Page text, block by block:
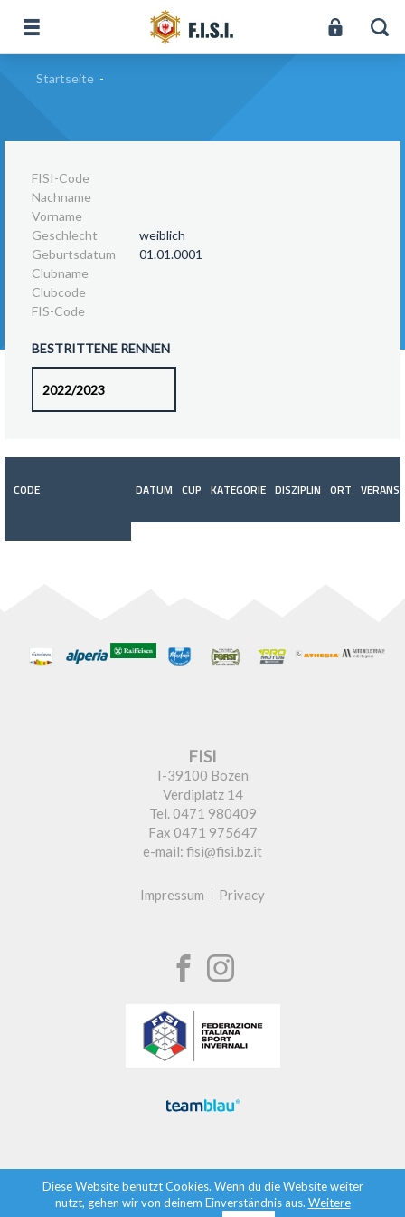
Startseite -
FISI-Code
Nachname
Vorname
Geschlecht
weiblich
Geburtsdatum
01.01.0001
Clubname
Clubcode
FIS-Code
BESTRITTENE RENNEN
CODE DATUM CUP KATEGORIE DISZIPLIN ORT
FISI
I-39100 Bozen
Verdiplatz 14
Tel. 0471 980409
Fax 0471 975647
e-mail: fisi@fisi.bz.it
Impressum Privacy
Diese Website benutzt Cookies. Wenn du die Website weiter
nutzt, gehen wir von deinem Einverständnis aus. Weitere